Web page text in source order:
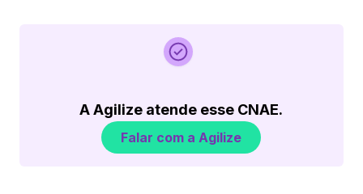
A Agilize atende esse CNAE.
Falar com a Agilize